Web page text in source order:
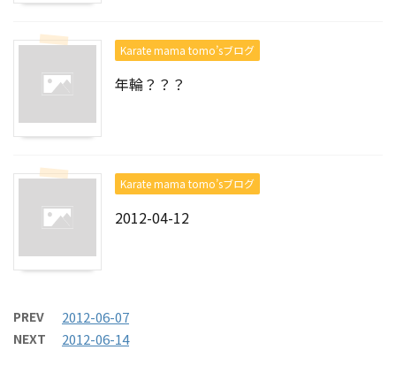
Karate mama tomo’sブログ
年輪？？？
Karate mama tomo’sブログ
2012-04-12
PREV 2012-06-07
NEXT 2012-06-14